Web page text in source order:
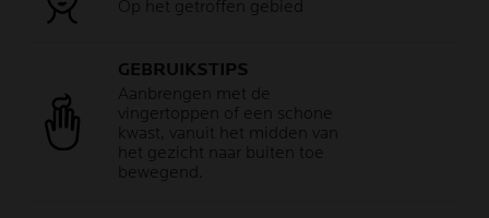
Op het getroffen gebied
GEBRUIKSTIPS
Aanbrengen met de
vingertoppen of een schone
kwast, vanuit het midden van
het gezicht naar buiten toe
bewegend.